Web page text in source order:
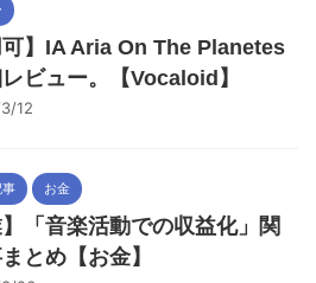
可】IA Aria On The Planetes
ビュー。【Vocaloid】
12
事 お金
】「音楽活動での収益化」関
とめ【お金】